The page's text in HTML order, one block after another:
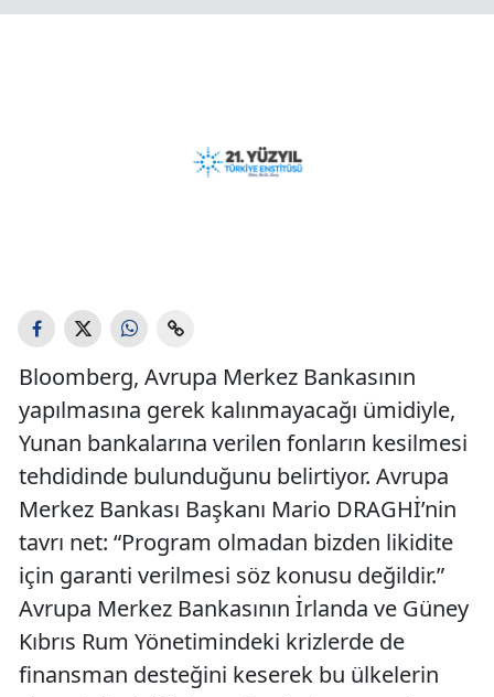
Bloomberg, Avrupa Merkez Bankasının
yapılmasına gerek kalınmayacağı ümidiyle,
Yunan bankalarına verilen fonların kesilmesi
tehdidinde bulunduğunu belirtiyor. Avrupa
Merkez Bankası Başkanı Mario DRAGHİ’nin
tavrı net: “Program olmadan bizden likidite
için garanti verilmesi söz konusu değildir.”
Avrupa Merkez Bankasının İrlanda ve Güney
Kıbrıs Rum Yönetimindeki krizlerde de
finansman desteğini keserek bu ülkelerin